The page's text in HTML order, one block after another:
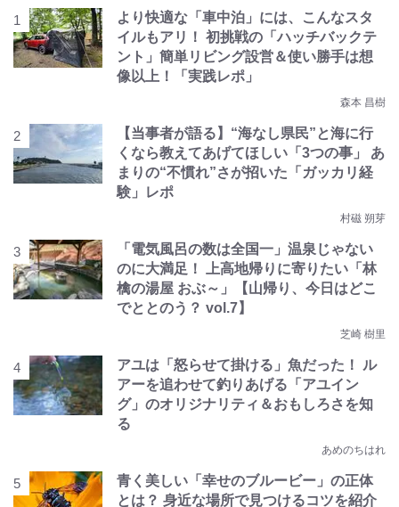
より快適な「車中泊」には、こんなスタ
イルもアリ！ 初挑戦の「ハッチバックテ
ント」簡単リビング設営＆使い勝手は想
像以上！「実践レポ」
森本 昌樹
【当事者が語る】“海なし県民”と海に行
くなら教えてあげてほしい「3つの事」 あ
まりの“不慣れ”さが招いた「ガッカリ経
験」レポ
村磁 朔芽
「電気風呂の数は全国一」温泉じゃない
のに大満足！ 上高地帰りに寄りたい「林
檎の湯屋 おぶ～」【山帰り、今日はどこ
でととのう？ vol.7】
芝崎 樹里
アユは「怒らせて掛ける」魚だった！ ル
アーを追わせて釣りあげる「アユイン
グ」のオリジナリティ＆おもしろさを知
る
あめのちはれ
青く美しい「幸せのブルービー」の正体
とは？ 身近な場所で見つけるコツを紹介